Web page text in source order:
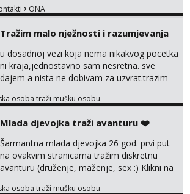
ONA
Tražim malo nježnosti i razumjevanja
u dosadnoj vezi koja nema nikakvog pocetka
ni kraja,jednostavno sam nesretna. sve
dajem a nista ne dobivam za uzvrat.trazim
trazim puno samo malo njeznosti i
poljupce po tijelu koji me jako
pale,obozavam kad muskarac preuzme
kontrolu . javi se :) Klikni na link ispod i nadji
me tamo, cekam te!
osoba traži mušku osobu
Mlada djevojka traži avanturu ❤️
Šarmantna mlada djevojka 26 god. prvi put
na ovakvim stranicama tražim diskretnu
avanturu (druženje, maženje, sex :) Klikni na
osoba traži mušku osobu